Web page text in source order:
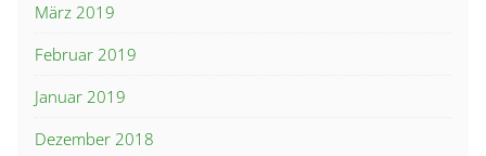
März 2019
Februar 2019
Januar 2019
Dezember 2018